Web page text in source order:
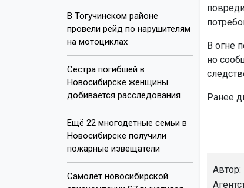
В Тогучинском районе
провели рейд по нарушителям
на мотоциклах
Сестра погибшей в
Новосибирске женщины
добивается расследования
Ещё 22 многодетные семьи в
Новосибирске получили
пожарные извещатели
Самолёт новосибирской
В огне
но
Ранее
Автор: